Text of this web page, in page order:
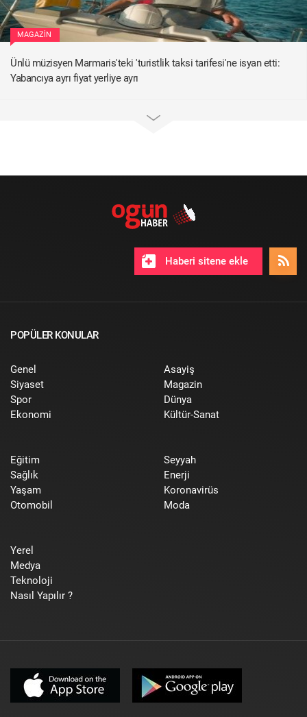
MAGAZIN
Ünlü müzisyen Marmaris'teki 'turistlik taksi tarifesi'ne isyan etti:
Yabancıya ayrı fiyat yerliye ayrı
Haberi sitene ekle
POPÜLER KONULAR
Genel
Siyaset
Spor
Ekonomi
Asayiş
Magazin
Dünya
Kültür-Sanat
Eğitim
Sağlık
Yaşam
Otomobil
Seyyah
Enerji
Koronavirüs
Moda
Yerel
Medya
Teknoloji
Nasıl Yapılır ?